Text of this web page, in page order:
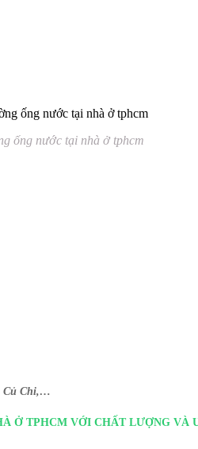
ống nước tại nhà ở tphcm
Củ Chi,…
Ở TPHCM VỚI CHẤT LƯỢNG